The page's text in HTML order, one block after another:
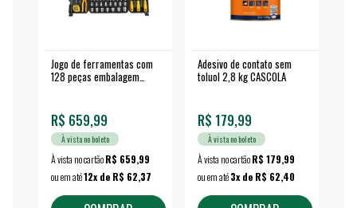
Jogo de ferramentas com
128 peças embalagem
R$ 659,99
À vista no boleto
À vista no cartãoR$ 659,99
ou em até12x de R$ 62,37
Adesivo de contato sem
toluol 2,8 kg CASCOLA
R$ 179,99
À vista no boleto
À vista no cartãoR$ 179,99
ou em até3x de R$ 62,40